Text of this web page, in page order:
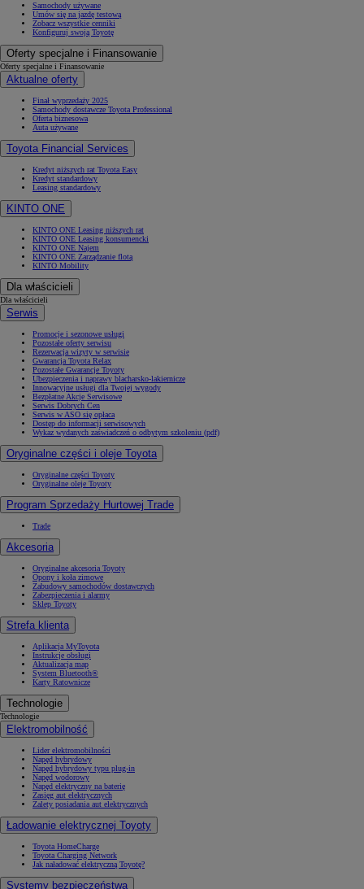
Samochody używane
Umów się na jazdę testową
Zobacz wszystkie cenniki
Konfiguruj swoją Toyotę
Oferty specjalne i Finansowanie
Oferty specjalne i Finansowanie
Aktualne oferty
Finał wyprzedaży 2025
Samochody dostawcze Toyota Professional
Oferta biznesowa
Auta używane
Toyota Financial Services
Kredyt niższych rat Toyota Easy
Kredyt standardowy
Leasing standardowy
KINTO ONE
KINTO ONE Leasing niższych rat
KINTO ONE Leasing konsumencki
KINTO ONE Najem
KINTO ONE Zarządzanie flotą
KINTO Mobility
Dla właścicieli
Dla właścicieli
Serwis
Promocje i sezonowe usługi
Pozostałe oferty serwisu
Rezerwacja wizyty w serwisie
Gwarancja Toyota Relax
Pozostałe Gwarancje Toyoty
Ubezpieczenia i naprawy blacharsko-lakiernicze
Innowacyjne usługi dla Twojej wygody
Bezpłatne Akcje Serwisowe
Serwis Dobrych Cen
Serwis w ASO się opłaca
Dostęp do informacji serwisowych
Wykaz wydanych zaświadczeń o odbytym szkoleniu (pdf)
Oryginalne części i oleje Toyota
Oryginalne części Toyoty
Oryginalne oleje Toyoty
Program Sprzedaży Hurtowej Trade
Trade
Akcesoria
Oryginalne akcesoria Toyoty
Opony i koła zimowe
Zabudowy samochodów dostawczych
Zabezpieczenia i alarmy
Sklep Toyoty
Strefa klienta
Aplikacja MyToyota
Instrukcje obsługi
Aktualizacja map
System Bluetooth®
Karty Ratownicze
Technologie
Technologie
Elektromobilność
Lider elektromobilności
Napęd hybrydowy
Napęd hybrydowy typu plug-in
Napęd wodorowy
Napęd elektryczny na baterię
Zasięg aut elektrycznych
Zalety posiadania aut elektrycznych
Ładowanie elektrycznej Toyoty
Toyota HomeCharge
Toyota Charging Network
Jak naładować elektryczną Toyotę?
Systemy bezpieczeństwa